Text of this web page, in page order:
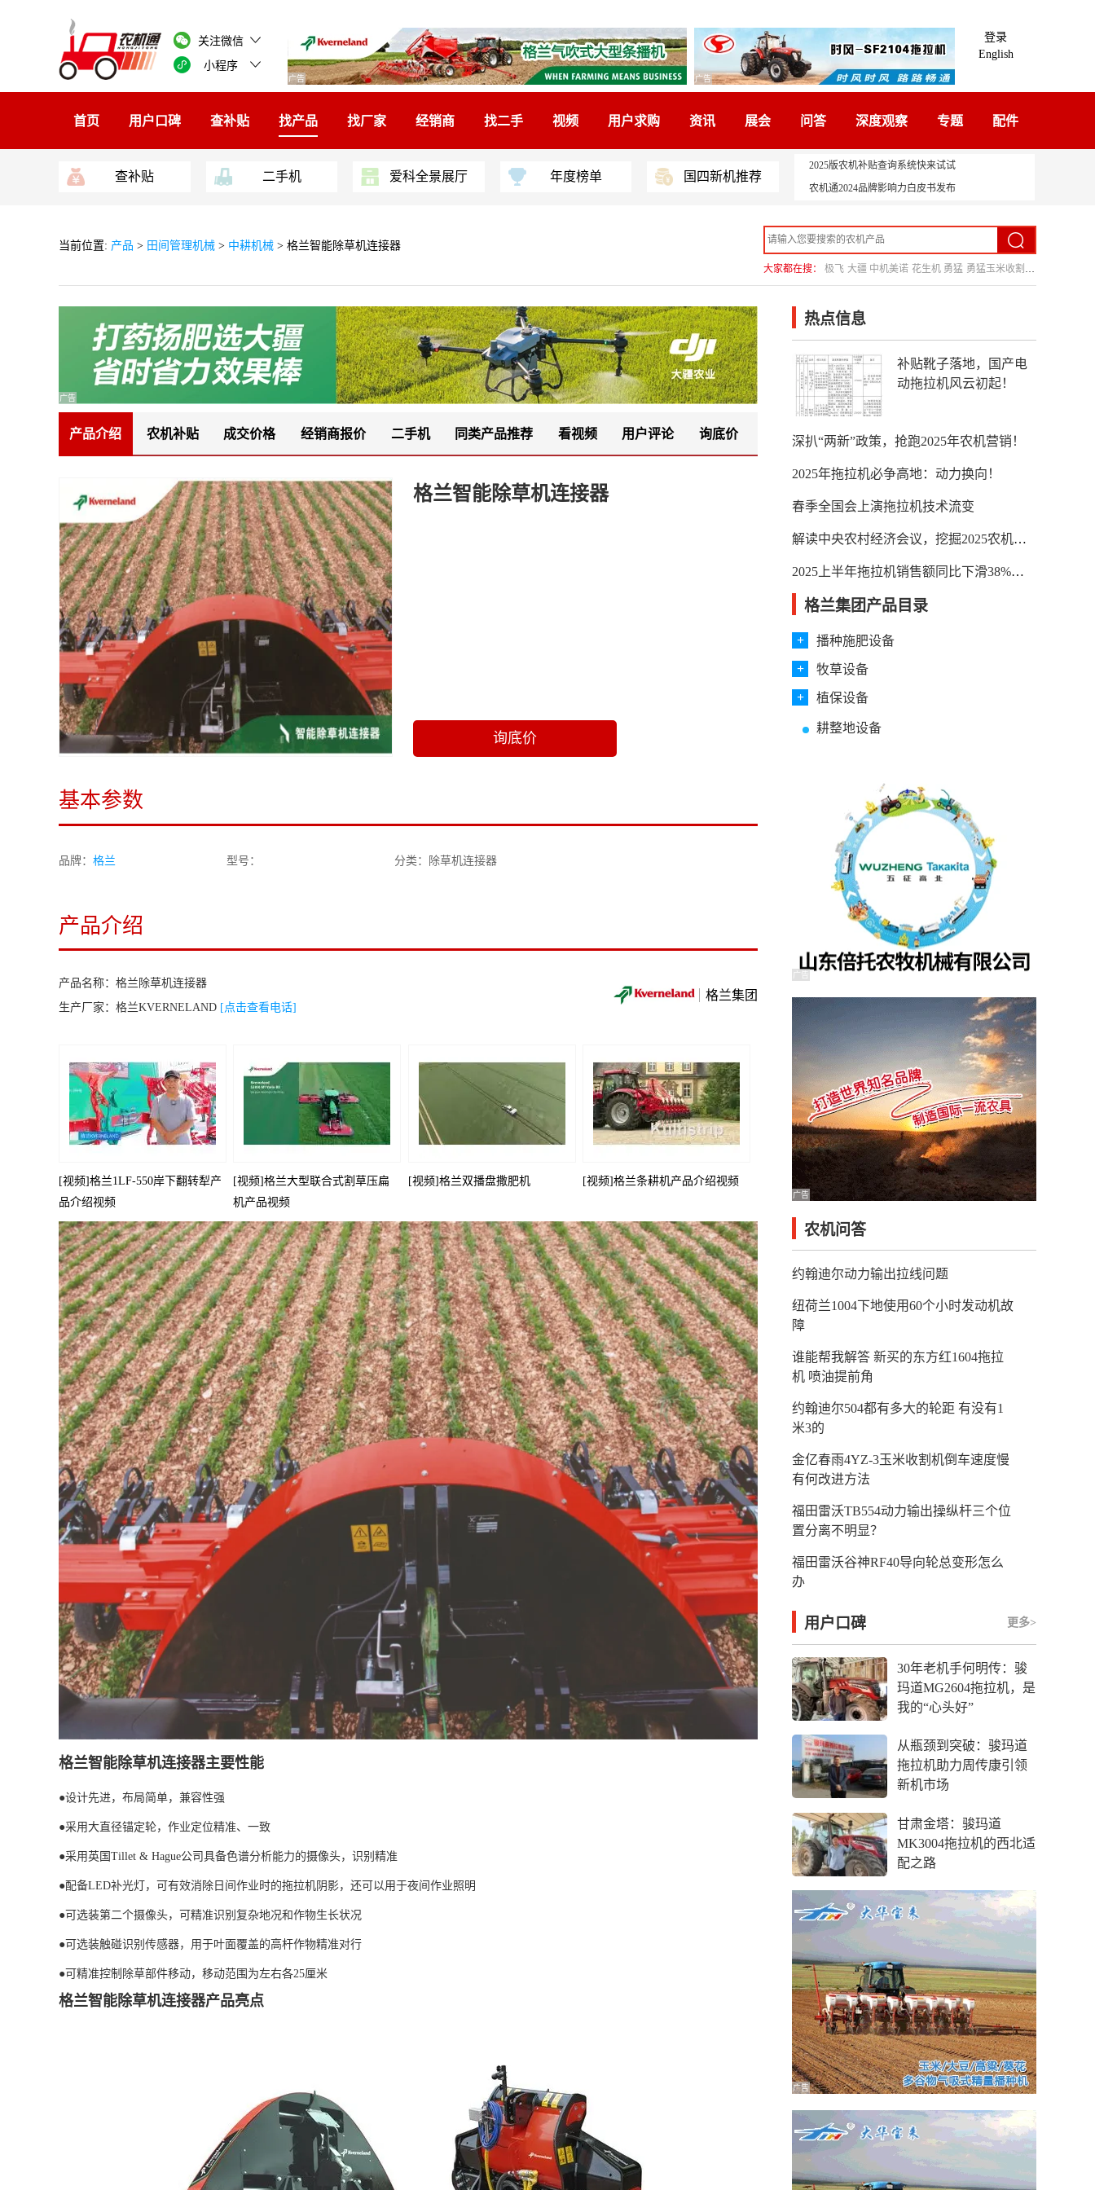
关注微信
小程序
广告 广告
登录
English
首页 用户口碑 查补贴 找产品 找厂家 经销商 找二手 视频 用户求购 资讯 展会 问答 深度观察 专题 配件
查补贴 二手机 爱科全景展厅 年度榜单 国四新机推荐
2025版农机补贴查询系统快来试试
农机通2024品牌影响力白皮书发布
当前位置: 产品 > 田间管理机械 > 中耕机械 > 格兰智能除草机连接器
大家都在搜： 极飞 大疆 中机美诺 花生机 勇猛 勇猛玉米收割机
广告
产品介绍 农机补贴 成交价格 经销商报价 二手机 同类产品推荐 看视频 用户评论 询底价
格兰智能除草机连接器
询底价
基本参数
品牌： 格兰 型号： 分类：除草机连接器
产品介绍
产品名称： 格兰除草机连接器
生产厂家： 格兰KVERNELAND [点击查看电话]
格兰集团
[视频]格兰1LF-550岸下翻转犁产
品介绍视频
[视频]格兰大型联合式割草压扁
机产品视频
[视频]格兰双播盘撒肥机 [视频]格兰条耕机产品介绍视频
格兰智能除草机连接器主要性能
●设计先进，布局简单，兼容性强
●采用大直径锚定轮，作业定位精准、一致
●采用英国Tillet & Hague公司具备色谱分析能力的摄像头，识别精准
●配备LED补光灯，可有效消除日间作业时的拖拉机阴影，还可以用于夜间作业照明
●可选装第二个摄像头，可精准识别复杂地况和作物生长状况
●可选装触碰识别传感器，用于叶面覆盖的高杆作物精准对行
●可精准控制除草部件移动，移动范围为左右各25厘米
格兰智能除草机连接器产品亮点
热点信息
补贴靴子落地，国产电
动拖拉机风云初起！
深扒“两新”政策，抢跑2025年农机营销！
2025年拖拉机必争高地：动力换向！
春季全国会上演拖拉机技术流变
解读中央农村经济会议，挖掘2025农机政策机遇
2025上半年拖拉机销售额同比下滑38%，五大头部企业市场份额近七成
格兰集团产品目录
播种施肥设备
牧草设备
植保设备
耕整地设备
广告
广告
农机问答
约翰迪尔动力输出拉线问题
纽荷兰1004下地使用60个小时发动机故
障
谁能帮我解答 新买的东方红1604拖拉
机 喷油提前角
约翰迪尔504都有多大的轮距 有没有1
米3的
金亿春雨4YZ-3玉米收割机倒车速度慢
有何改进方法
福田雷沃TB554动力输出操纵杆三个位
置分离不明显？
福田雷沃谷神RF40导向轮总变形怎么
办
用户口碑 更多>
30年老机手何明传：骏
玛道MG2604拖拉机，是
我的“心头好”
从瓶颈到突破：骏玛道
拖拉机助力周传康引领
新机市场
甘肃金塔：骏玛道
MK3004拖拉机的西北适
配之路
广告